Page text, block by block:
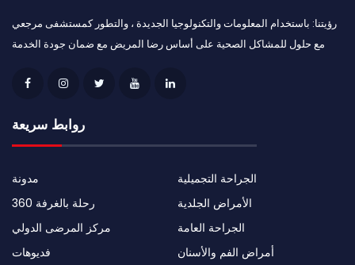
رؤيتنا: باستخدام المعلومات والتكنولوجيا الجديدة ، والتطور كمستشفى مرجعي
مع حلول للمشاكل الصحية على أساس رضا المريض مع ضمان جودة الخدمة
روابط سريعة
مدونة
رحلة بالغرفة 360
مركز المرضى الدولي
فديوهات
الجراحة التجميلية
الأمراض الجلدية
الجراحة العامة
أمراض الفم والأسنان